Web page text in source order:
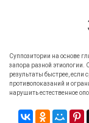
Суппозитории на основе
запора разной этиологии.
результаты быстрее,
противопоказаний и
нарушить естественное